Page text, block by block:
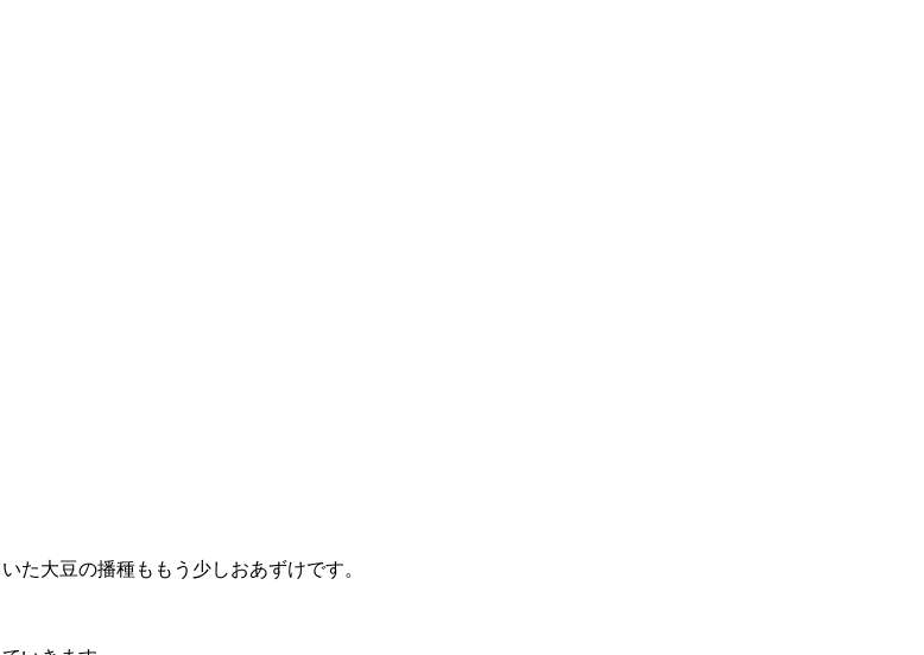
た大豆の播種ももう少しおあずけです。